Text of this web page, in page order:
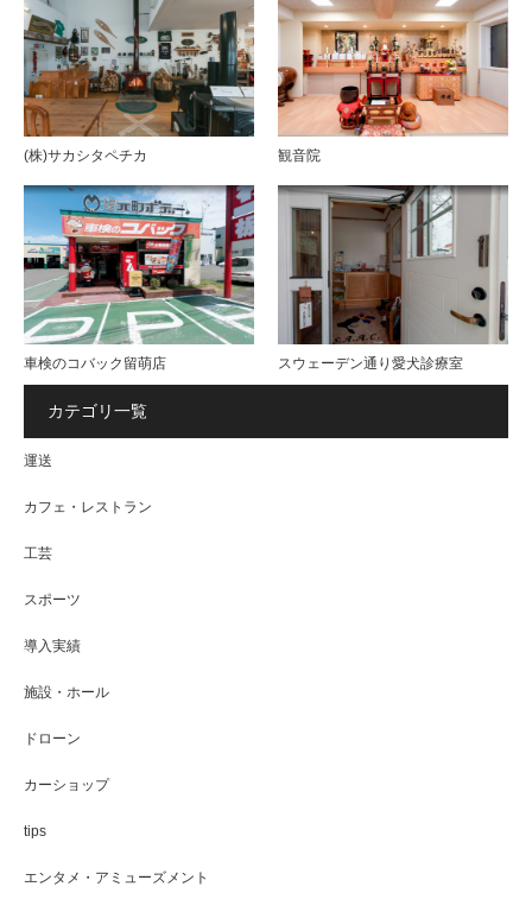
(株)サカシタペチカ 観音院
車検のコバック留萌店 スウェーデン通り愛犬診療室
カテゴリ一覧
運送
カフェ・レストラン
工芸
スポーツ
導入実績
施設・ホール
ドローン
カーショップ
tips
エンタメ・アミューズメント